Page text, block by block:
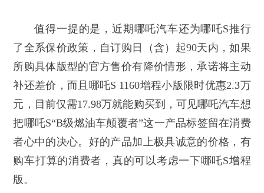
值得一提的是，近期哪吒汽车还为哪吒S推行
了全系保价政策，自订购日（含）起90天内，如果
所购具体版型的官方售价有降价情形，承诺将主动
补还差价，而且哪吒S 1160增程小版限时优惠2.3万
元，目前仅需17.98万就能购买到，可见哪吒汽车想
把哪吒S“B级燃油车颠覆者”这一产品标签留在消费
者心中的决心。好的产品加上极具诚意的价格，有
购车打算的消费者，真的可以考虑一下哪吒S增程
版。